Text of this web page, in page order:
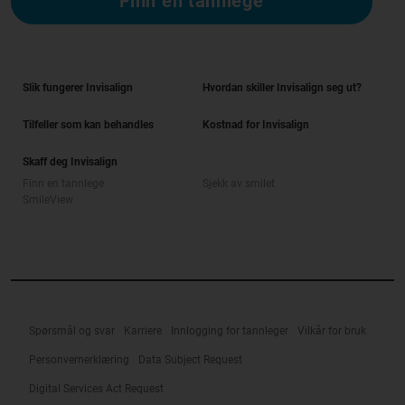
Slik fungerer Invisalign Hvordan skiller Invisalign seg ut?
Tilfeller som kan behandles Kostnad for Invisalign
Skaff deg Invisalign
Spørsmål og svar Karriere Innlogging for tannleger Vilkår for bruk
Personvernerklæring Data Subject Request
Digital Services Act Request